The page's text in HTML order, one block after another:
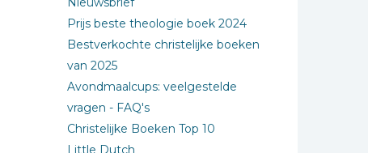
Prijs beste theologie boek 2024
Bestverkochte christelijke boeken
van 2025
Avondmaalcups: veelgestelde
vragen - FAQ's
Christelijke Boeken Top 10
Little Dutch